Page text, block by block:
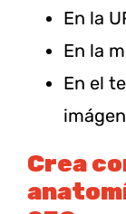
En la
En la
En el
Crea